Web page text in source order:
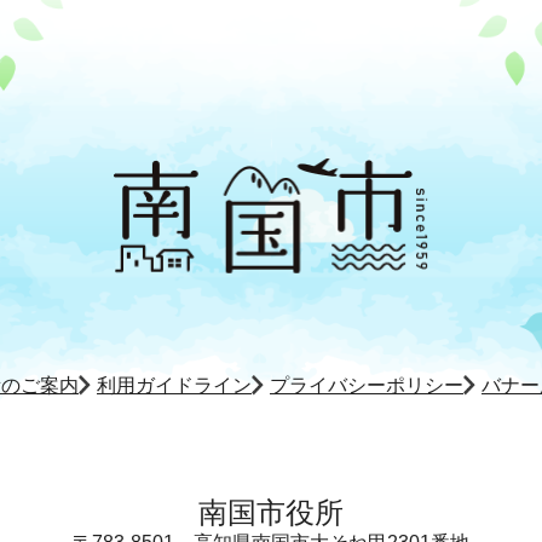
ご案内 利用ガイドライン プライバシーポリシー バナ
南国市役所